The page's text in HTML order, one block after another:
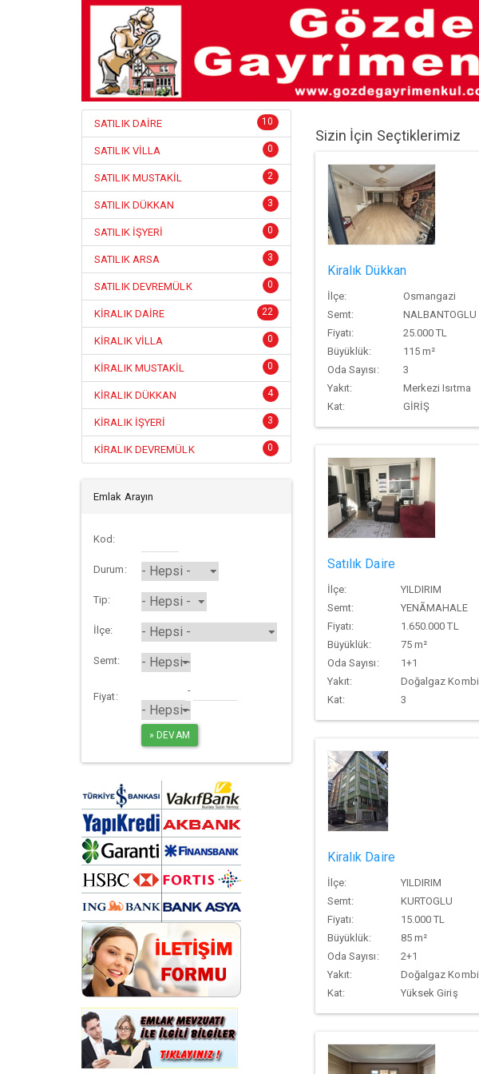
10
SATILIK DAİRE
0
SATILIK VİLLA
2
SATILIK MUSTAKİL
3
SATILIK DÜKKAN
0
SATILIK İŞYERİ
3
SATILIK ARSA
0
SATILIK DEVREMÜLK
22
KİRALIK DAİRE
0
KİRALIK VİLLA
0
KİRALIK MUSTAKİL
4
KİRALIK DÜKKAN
3
KİRALIK İŞYERİ
0
KİRALIK DEVREMÜLK
Emlak Arayın
Kod:
Durum:
Tip:
İlçe:
Semt:
Fiyat:
-
Sizin İçin Seçtiklerimiz
Kiralık Dükkan
İlçe:
Osmangazi
Semt:
NALBANTOGLU
Fiyatı:
25.000 TL
Büyüklük:
115 m²
Oda Sayısı:
3
Yakıt:
Merkezi Isıtma
Kat:
GİRİŞ
Satılık Daire
İlçe:
YILDIRIM
Semt:
YENÃMAHALE
Fiyatı:
1.650.000 TL
Büyüklük:
75 m²
Oda Sayısı:
1+1
Yakıt:
Doğalgaz Kombi
Kat:
3
Kiralık Daire
İlçe:
YILDIRIM
Semt:
KURTOGLU
Fiyatı:
15.000 TL
Büyüklük:
85 m²
Oda Sayısı:
2+1
Yakıt:
Doğalgaz Kombi
Kat:
Yüksek Giriş